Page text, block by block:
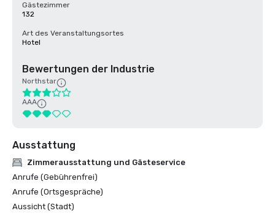
Gästezimmer
132
Art des Veranstaltungsortes
Hotel
Bewertungen der Industrie
Northstar
AAA
Ausstattung
Zimmerausstattung und Gästeservice
Anrufe (Gebührenfrei)
Anrufe (Ortsgespräche)
Aussicht (Stadt)